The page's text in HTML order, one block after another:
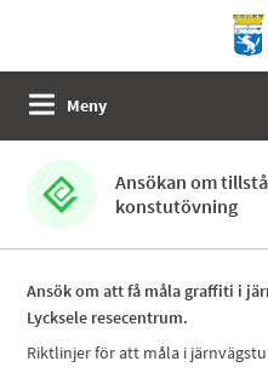
Meny
Ansökan om
konstutövning
Ansök om att få måla graffiti i
Lycksele resecentrum.
Riktlinjer för att måla i